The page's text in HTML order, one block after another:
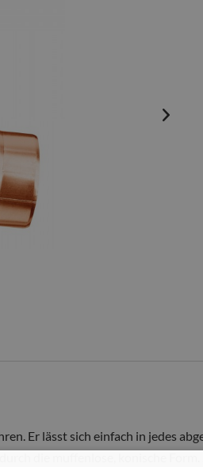
Er lässt sich einfach in jedes
die muffenlose, konische Form. .